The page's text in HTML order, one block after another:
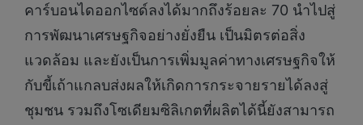
คาร์บอนไดออกไซด์ลงได้มากถึงร้อยละ 70 นำไปสู่
การพัฒนาเศรษฐกิจอย่างยั่งยืน เป็นมิตรต่อสิ่ง
แวดล้อม และยังเป็นการเพิ่มมูลค่าทางเศรษฐกิจให้
กับขี้เถ้าแกลบส่งผลให้เกิดการกระจายรายได้ลงสู่
ชุมชน รวมถึงโซเดียมซิลิเกตที่ผลิตได้นี้ยังสามารถ